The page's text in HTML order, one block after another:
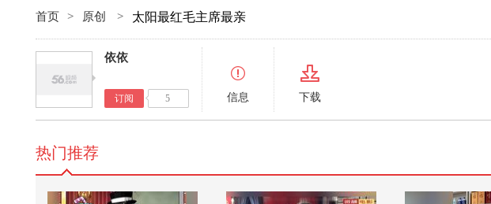
首页 > 原创 > 太阳最红毛主席最亲
依依
订阅 5 信息 下载
热门推荐